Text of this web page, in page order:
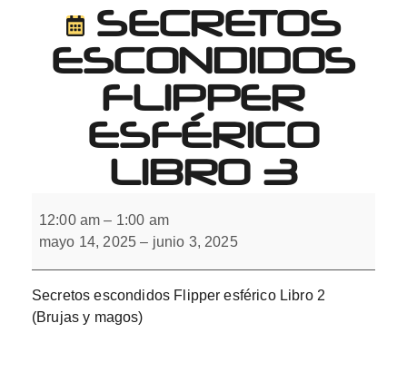
SECRETOS
ESCONDIDOS
FLIPPER
ESFÉRICO
LIBRO 3
escondidos
Flipper
esférico
3
12:00 am – 1:00 am
mayo 14, 2025 – junio 3, 2025
Secretos escondidos Flipper esférico Libro 2
(Brujas y magos)